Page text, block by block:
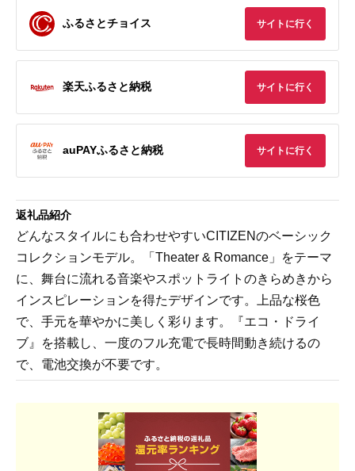
ふるさとチョイス サイトに行く
楽天ふるさと納税 サイトに行く
auPAYふるさと納税 サイトに行く
返礼品紹介
どんなスタイルにも合わせやすいCITIZENのベーシック
コレクションモデル。「Theater & Romance」をテーマ
に、舞台に流れる音楽やスポットライトのきらめきから
インスピレーションを得たデザインです。上品な桜色
で、手元を華やかに美しく彩ります。『エコ・ドライ
ブ』を搭載し、一度のフル充電で長時間動き続けるの
で、電池交換が不要です。